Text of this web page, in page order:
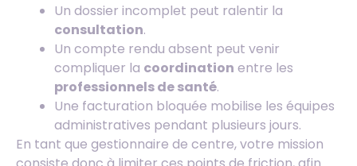
Un dossier incomplet peut ralentir la
consultation.
Un compte rendu absent peut venir
compliquer la coordination entre les
professionnels de santé.
Une facturation bloquée mobilise les équipes
administratives pendant plusieurs jours.
En tant que gestionnaire de centre, votre mission